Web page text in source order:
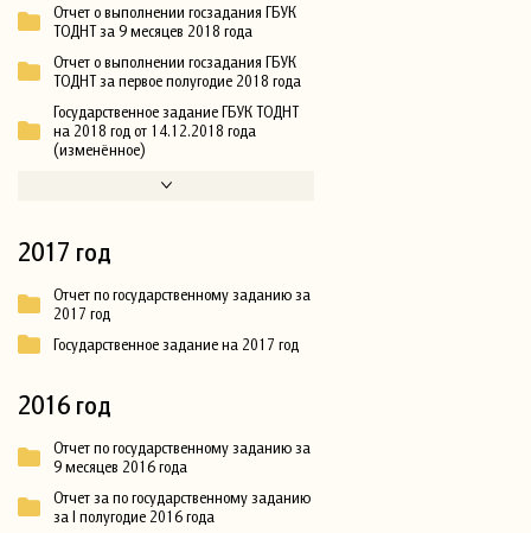
Отчет о выполнении госзадания ГБУК
ТОДНТ за 9 месяцев 2018 года
Отчет о выполнении госзадания ГБУК
ТОДНТ за первое полугодие 2018 года
Государственное задание ГБУК ТОДНТ
на 2018 год от 14.12.2018 года
(изменённое)
2017 год
Отчет по государственному заданию за
2017 год
Государственное задание на 2017 год
2016 год
Отчет по государственному заданию за
9 месяцев 2016 года
Отчет за по государственному заданию
за I полугодие 2016 года